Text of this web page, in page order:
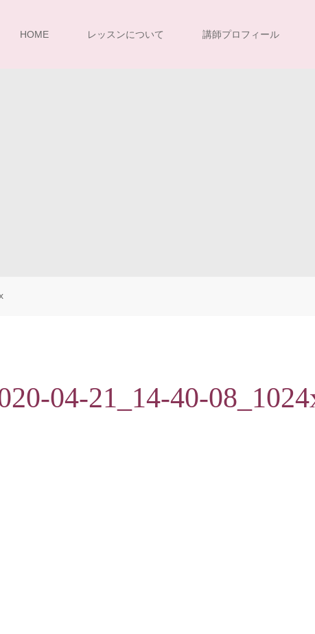
HOME レッスンについて 講師プロフィール
04-21_14-40-